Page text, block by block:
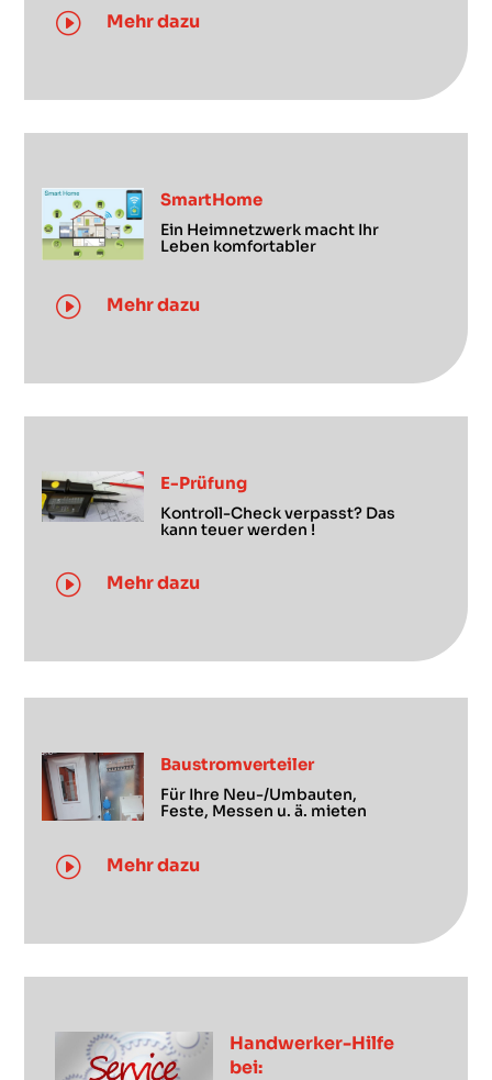
I Mehr dazu
SmartHome
Ein Heimnetzwerk macht Ihr
Leben komfortabler
I Mehr dazu
E-Prüfung
Kontroll-Check verpasst? Das
kann teuer werden !
I Mehr dazu
Baustromverteiler
Für Ihre Neu-/Umbauten,
Feste, Messen u. ä. mieten
I Mehr dazu
Handwerker-Hilfe
bei: